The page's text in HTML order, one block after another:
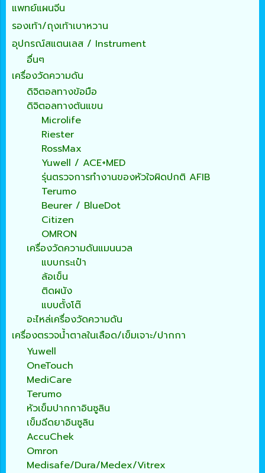
แพทย์แผนจีน
รองเท้า/ถุงเท้าเบาหวาน
อุปกรณ์สแตนเลส / Instrument
อื่นๆ
เครื่องวัดความดัน
ดิจิตอลทางข้อมือ
ดิจิตอลทางต้นแขน
Microlife
Riester
RossMax
Yuwell / ACE+MED
รุ่นตรวจการทำงานของหัวใจผิดปกติ AFIB
Terumo
Beurer / BlueDot
Citizen
OMRON
เครื่องวัดความดันแมนนวล
แบบกระเป๋า
ล้อเข็น
ติดผนัง
แบบตั้งโต๊
อะไหล่เครื่องวัดความดัน
เครื่องตรวจน้ำตาลในเลือด/เข็มเจาะ/ปากกา
Yuwell
OneTouch
MediCare
Terumo
หัวเข็มปากกาอินซูลิน
เข็มฉีดยาอินซูลิน
AccuChek
Omron
Medisafe/Dura/Medex/Vitrex